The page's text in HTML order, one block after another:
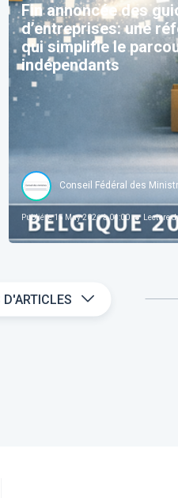
Fin annoncée des
d’entreprises: une
qui simplifie le
indépendants
Conseil Fédéral des
Publié le15 May 2026 à 04:00 Lecture